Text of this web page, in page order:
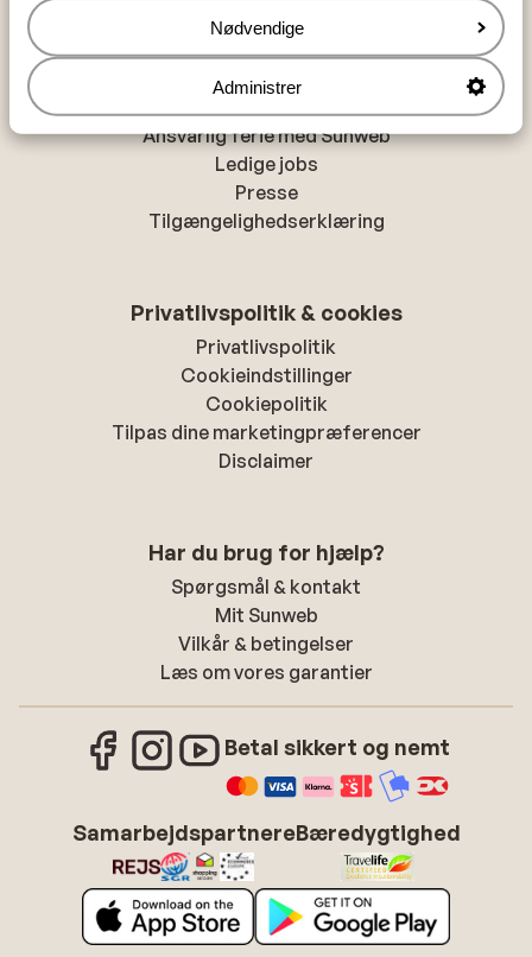
Nødvendige
Administrer
Om Sunweb
Ansvarlig ferie med Sunweb
Ledige jobs
Presse
Tilgængelighedserklæring
Privatlivspolitik & cookies
Privatlivspolitik
Cookieindstillinger
Cookiepolitik
Tilpas dine marketingpræferencer
Disclaimer
Har du brug for hjælp?
Spørgsmål & kontakt
Mit Sunweb
Vilkår & betingelser
Læs om vores garantier
Betal sikkert og nemt
SamarbejdspartnereBæredygtighed